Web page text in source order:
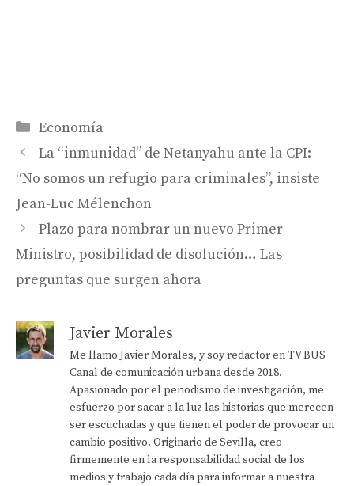
Categorías
Economía
La “inmunidad” de Netanyahu ante la CPI:
“No somos un refugio para criminales”, insiste
Jean-Luc Mélenchon
Plazo para nombrar un nuevo Primer
Ministro, posibilidad de disolución… Las
preguntas que surgen ahora
Javier Morales
Me llamo Javier Morales, y soy redactor en TV BUS
Canal de comunicación urbana desde 2018.
Apasionado por el periodismo de investigación, me
esfuerzo por sacar a la luz las historias que merecen
ser escuchadas y que tienen el poder de provocar un
cambio positivo. Originario de Sevilla, creo
firmemente en la responsabilidad social de los
medios y trabajo cada día para informar a nuestra